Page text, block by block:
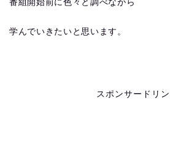
番組開始前に色々と調べながら
学んでいきたいと思います。
スポンサードリン